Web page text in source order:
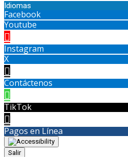
Idiomas
Facebook
Youtube
Instagram
X
Contáctenos
TikTok
Pagos en Línea
Salir